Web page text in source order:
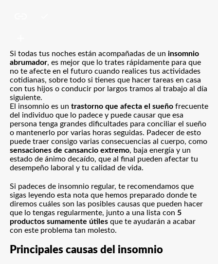
Si todas tus noches están acompañadas de un insomnio
abrumador, es mejor que lo trates rápidamente para que
no te afecte en el futuro cuando realices tus actividades
cotidianas, sobre todo si tienes que hacer tareas en casa
con tus hijos o conducir por largos tramos al trabajo al día
siguiente.
El insomnio es un trastorno que afecta el sueño frecuente
del individuo que lo padece y puede causar que esa
persona tenga grandes dificultades para conciliar el sueño
o mantenerlo por varias horas seguidas. Padecer de esto
puede traer consigo varias consecuencias al cuerpo, como
sensaciones de cansancio extremo, baja energía y un
estado de ánimo decaído, que al final pueden afectar tu
desempeño laboral y tu calidad de vida.
Si padeces de insomnio regular, te recomendamos que
sigas leyendo esta nota que hemos preparado donde te
diremos cuáles son las posibles causas que pueden hacer
que lo tengas regularmente, junto a una lista con 5
productos sumamente útiles que te ayudarán a acabar
con este problema tan molesto.
Principales causas del insomnio